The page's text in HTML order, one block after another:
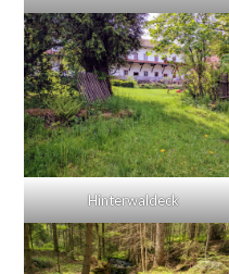
Hinterwaldeck